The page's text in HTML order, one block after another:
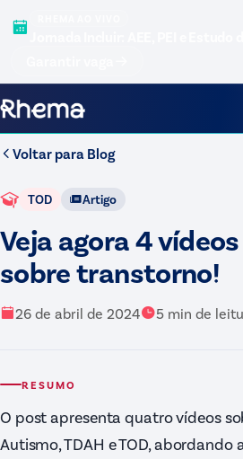
Voltar para Blog
TOD Artigo
Veja agora 4
sobre transtorno!
26 de abril de 2024 5 min de
RESUMO
O post apresenta quatro vídeos
Autismo, TDAH e TOD,